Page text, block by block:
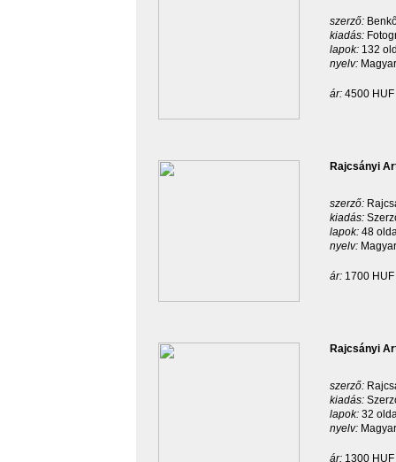
szerző:
kiadás:
lapok: 132
nyelv:
ár: 4500 HUF
Rajcsányi
szerző:
kiadás:
lapok: 48
nyelv:
ár: 1700 HUF
Rajcsányi
szerző:
kiadás:
lapok: 32
nyelv:
ár: 1300 HUF